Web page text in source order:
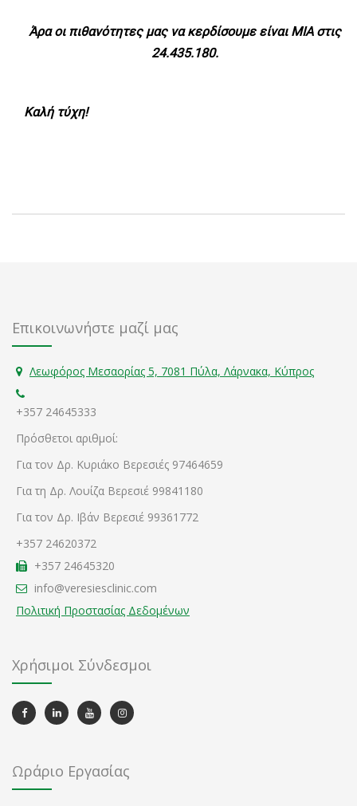
Άρα οι πιθανότητες μας να κερδίσουμε είναι ΜΙΑ στις
24.435.180.
Καλή τύχη!
Επικοινωνήστε μαζί μας
Λεωφόρος Μεσαορίας 5, 7081 Πύλα, Λάρνακα, Κύπρος
+357 24645333
Πρόσθετοι αριθμοί:
Για τον Δρ. Κυριάκο Βερεσιές 97464659
Για τη Δρ. Λουίζα Βερεσιέ 99841180
Για τον Δρ. Ιβάν Βερεσιέ 99361772
+357 24620372
+357 24645320
info@veresiesclinic.com
Πολιτική Προστασίας Δεδομένων
Χρήσιμοι Σύνδεσμοι
Ωράριο Εργασίας